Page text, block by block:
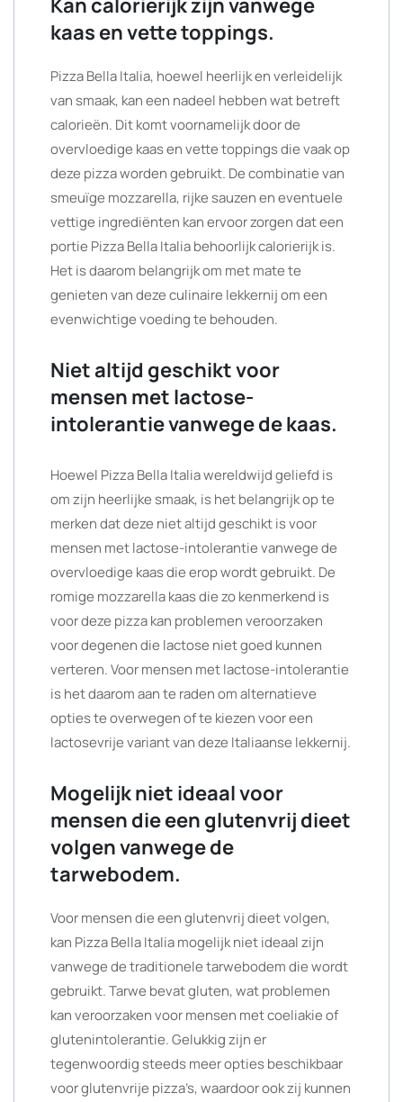
Kan calorierijk zijn vanwege
kaas en vette toppings.
Pizza Bella Italia, hoewel heerlijk en verleidelijk
van smaak, kan een nadeel hebben wat betreft
calorieën. Dit komt voornamelijk door de
overvloedige kaas en vette toppings die vaak op
deze pizza worden gebruikt. De combinatie van
smeuïge mozzarella, rijke sauzen en eventuele
vettige ingrediënten kan ervoor zorgen dat een
portie Pizza Bella Italia behoorlijk calorierijk is.
Het is daarom belangrijk om met mate te
genieten van deze culinaire lekkernij om een
evenwichtige voeding te behouden.
Niet altijd geschikt voor
mensen met lactose-
intolerantie vanwege de kaas.
Hoewel Pizza Bella Italia wereldwijd geliefd is
om zijn heerlijke smaak, is het belangrijk op te
merken dat deze niet altijd geschikt is voor
mensen met lactose-intolerantie vanwege de
overvloedige kaas die erop wordt gebruikt. De
romige mozzarella kaas die zo kenmerkend is
voor deze pizza kan problemen veroorzaken
voor degenen die lactose niet goed kunnen
verteren. Voor mensen met lactose-intolerantie
is het daarom aan te raden om alternatieve
opties te overwegen of te kiezen voor een
lactosevrije variant van deze Italiaanse lekkernij.
Mogelijk niet ideaal voor
mensen die een glutenvrij dieet
volgen vanwege de
tarwebodem.
Voor mensen die een glutenvrij dieet volgen,
kan Pizza Bella Italia mogelijk niet ideaal zijn
vanwege de traditionele tarwebodem die wordt
gebruikt. Tarwe bevat gluten, wat problemen
kan veroorzaken voor mensen met coeliakie of
glutenintolerantie. Gelukkig zijn er
tegenwoordig steeds meer opties beschikbaar
voor glutenvrije pizza’s, waardoor ook zij kunnen